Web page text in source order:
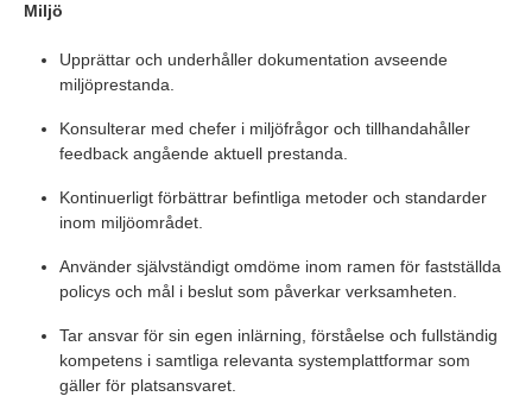
Miljö
Upprättar och underhåller dokumentation avseende
miljöprestanda.
Konsulterar med chefer i miljöfrågor och tillhandahåller
feedback angående aktuell prestanda.
Kontinuerligt förbättrar befintliga metoder och standarder
inom miljöområdet.
Använder självständigt omdöme inom ramen för fastställda
policys och mål i beslut som påverkar verksamheten.
Tar ansvar för sin egen inlärning, förståelse och fullständig
kompetens i samtliga relevanta systemplattformar som
gäller för platsansvaret.